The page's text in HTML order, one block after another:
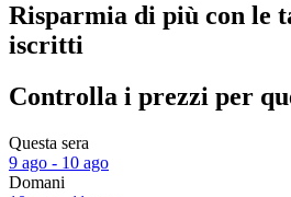
Risparmia di più con le
iscritti
Controlla i prezzi per
Questa sera
9 ago - 10 ago
Domani